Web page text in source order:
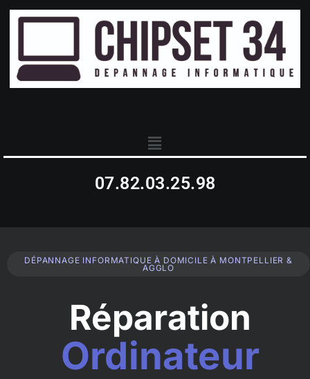
07.82.03.25.98
DÉPANNAGE INFORMATIQUE À DOMICILE À MONTPELLIER &
AGGLO
Réparation
Ordinateur